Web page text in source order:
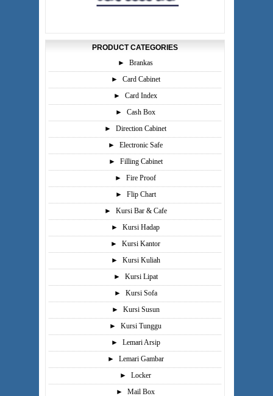
PRODUCT CATEGORIES
►
Brankas
►
Card Cabinet
►
Card Index
►
Cash Box
►
Direction Cabinet
►
Electronic Safe
►
Filling Cabinet
►
Fire Proof
►
Flip Chart
►
Kursi Bar & Cafe
►
Kursi Hadap
►
Kursi Kantor
►
Kursi Kuliah
►
Kursi Lipat
►
Kursi Sofa
►
Kursi Susun
►
Kursi Tunggu
►
Lemari Arsip
►
Lemari Gambar
►
Locker
►
Mail Box